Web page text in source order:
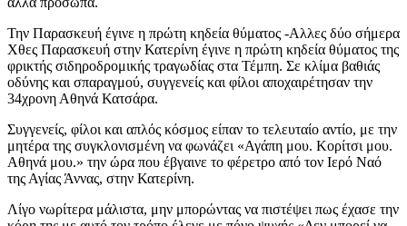
Την Παρασκευή έγινε η πρώτη κηδεία θύματος -Αλλες δύο σήμερα
Χθες Παρασκευή στην Κατερίνη έγινε η πρώτη κηδεία θύματος της
φρικτής σιδηροδρομικής τραγωδίας στα Τέμπη. Σε κλίμα βαθιάς
οδύνης και σπαραγμού, συγγενείς και φίλοι αποχαιρέτησαν την
34χρονη Αθηνά Κατσάρα.
Συγγενείς, φίλοι και απλός κόσμος είπαν το τελευταίο αντίο, με την
μητέρα της συγκλονισμένη να φωνάζει «Αγάπη μου. Κορίτσι μου.
Αθηνά μου.» την ώρα που έβγαινε το φέρετρο από τον Ιερό Ναό
της Αγίας Άννας, στην Κατερίνη.
Λίγο νωρίτερα μάλιστα, μην μπορώντας να πιστέψει πως έχασε την